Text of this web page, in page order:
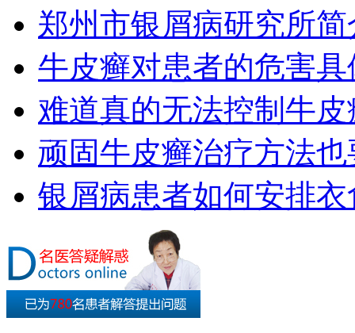
郑州市银屑病研究所简
牛皮癣对患者的危害
难道真的无法控制牛
顽固牛皮癣治疗方法也
银屑病患者如何安排